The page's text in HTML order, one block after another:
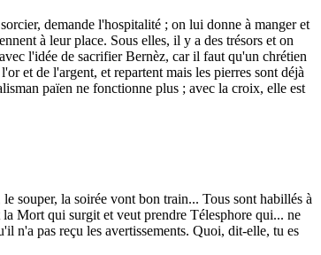
demande l'hospitalité ; on lui donne à manger et
à leur place. Sous elles, il y a des trésors et on
l'idée de sacrifier Bernèz, car il faut qu'un chrétien
et de l'argent, et repartent mais les pierres sont déjà
païen ne fonctionne plus ; avec la croix, elle est
souper, la soirée vont bon train... Tous sont habillés à
Mort qui surgit et veut prendre Télesphore qui... ne
n'a pas reçu les avertissements. Quoi, dit-elle, tu es